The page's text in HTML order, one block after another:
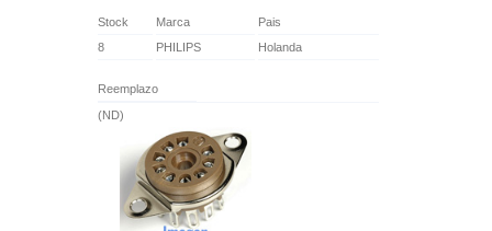
Stock Marca
Pais
8
PHILIPS Holanda
Reemplazo
(ND)